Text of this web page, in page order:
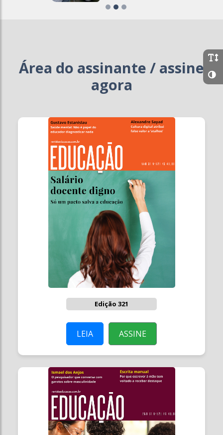
Área do assinante / assine
agora
Edição 321
LEIA ASSINE